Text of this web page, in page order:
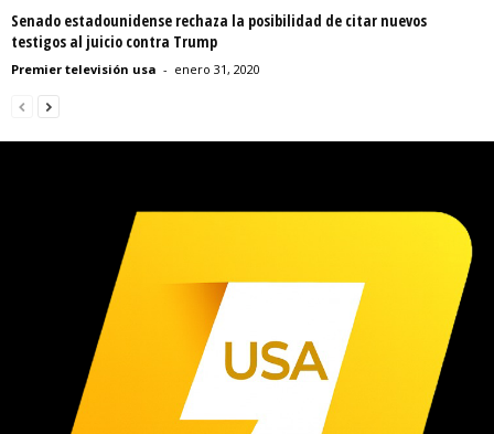
Senado estadounidense rechaza la posibilidad de citar nuevos
testigos al juicio contra Trump
Premier televisión usa - enero 31, 2020